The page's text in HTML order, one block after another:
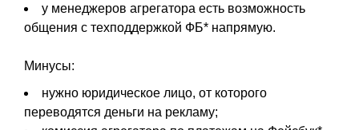
у менеджеров агрегатора есть возможность
общения с техподдержкой ФБ* напрямую.
Минусы:
нужно юридическое лицо, от которого
переводятся деньги на рекламу;